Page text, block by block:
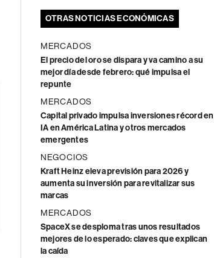
OTRAS NOTICIAS ECONÓMICAS
MERCADOS
El precio del oro se dispara y va camino a su
mejor día desde febrero: qué impulsa el
repunte
MERCADOS
Capital privado impulsa inversiones récord en
IA en América Latina y otros mercados
emergentes
NEGOCIOS
Kraft Heinz eleva previsión para 2026 y
aumenta su inversión para revitalizar sus
marcas
MERCADOS
SpaceX se desploma tras unos resultados
mejores de lo esperado: claves que explican
la caída